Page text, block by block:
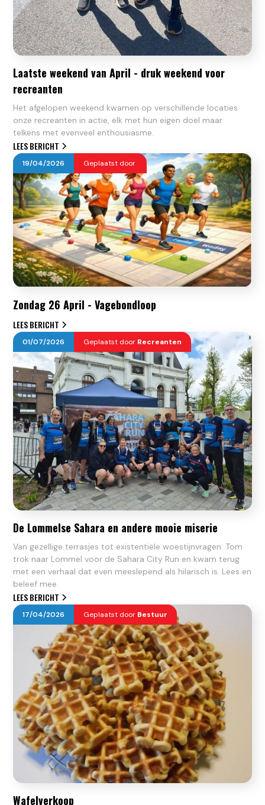
Laatste weekend van April - druk weekend voor
recreanten
Het afgelopen weekend kwamen op verschillende locaties
onze recreanten in actie, elk met hun eigen doel maar
telkens met evenveel enthousiasme.
LEES BERICHT
19/04/2026 Geplaatst door
Zondag 26 April - Vagebondloop
LEES BERICHT
01/07/2026 Geplaatst door Recreanten
De Lommelse Sahara en andere mooie miserie
Van gezellige terrasjes tot existentiële woestijnvragen: Tom
trok naar Lommel voor de Sahara City Run en kwam terug
met een verhaal dat even meeslepend als hilarisch is. Lees en
beleef mee.
LEES BERICHT
17/04/2026 Geplaatst door Bestuur
Wafelverkoop